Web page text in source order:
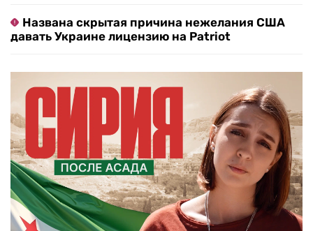
Названа скрытая причина нежелания США
давать Украине лицензию на Patriot